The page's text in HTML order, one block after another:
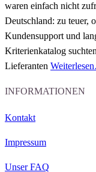
waren einfach nicht
Deutschland: zu teuer,
Kundensupport und
Kriterienkatalog
Lieferanten
INFORMATIONEN
Kontakt
Impressum
Unser FAQ